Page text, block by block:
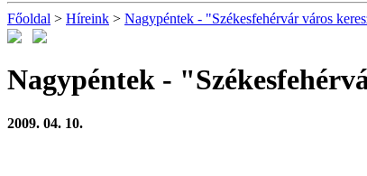
Főoldal > Híreink > Nagypéntek - "Székesfehérvár város
Nagypéntek -
2009. 04. 10.